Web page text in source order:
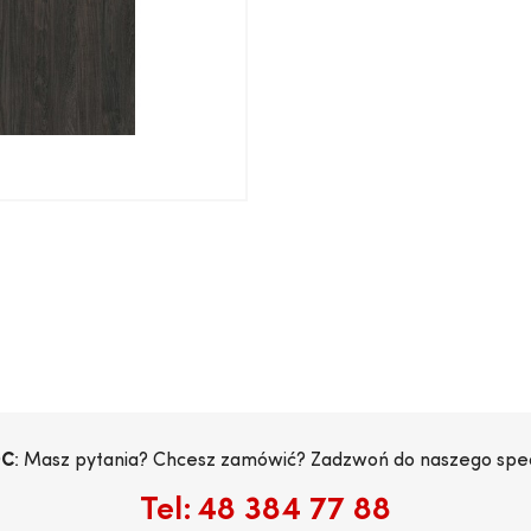
: Masz pytania? Chcesz zamówić? Zadzwoń do naszego
Tel: 48 384 77 88